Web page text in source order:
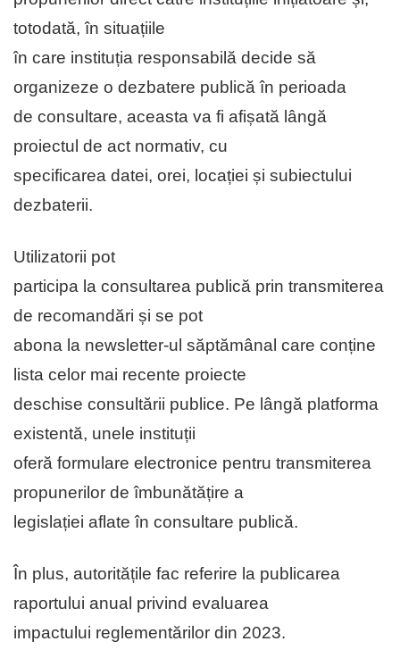
totodată, în situațiile
în care instituția responsabilă decide să
organizeze o dezbatere publică în perioada
de consultare, aceasta va fi afișată lângă
proiectul de act normativ, cu
specificarea datei, orei, locației și subiectului
dezbaterii.
Utilizatorii pot
participa la consultarea publică prin transmiterea
de recomandări și se pot
abona la newsletter-ul săptămânal care conține
lista celor mai recente proiecte
deschise consultării publice. Pe lângă platforma
existentă, unele instituții
oferă formulare electronice pentru transmiterea
propunerilor de îmbunătățire a
legislației aflate în consultare publică.
În plus, autoritățile fac referire la publicarea
raportului anual privind evaluarea
impactului reglementărilor din 2023.